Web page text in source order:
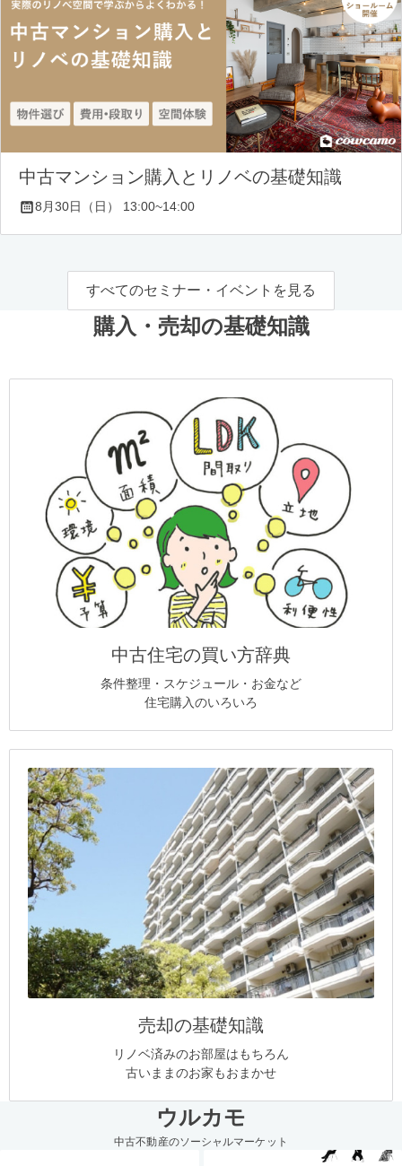
中古マンション購入とリノベの基礎知識
8月30日（日） 13:00~14:00
すべてのセミナー・イベントを見る
購入・売却の基礎知識
中古住宅の買い方辞典
条件整理・スケジュール・お金など
住宅購入のいろいろ
売却の基礎知識
リノベ済みのお部屋はもちろん
古いままのお家もおまかせ
ウルカモ
中古不動産のソーシャルマーケット